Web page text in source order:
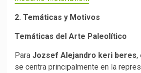
2. Temáticas y Motivos
Temáticas del Arte Paleolítico
Para Jozsef Alejandro keri beres,
se centra principalmente en la